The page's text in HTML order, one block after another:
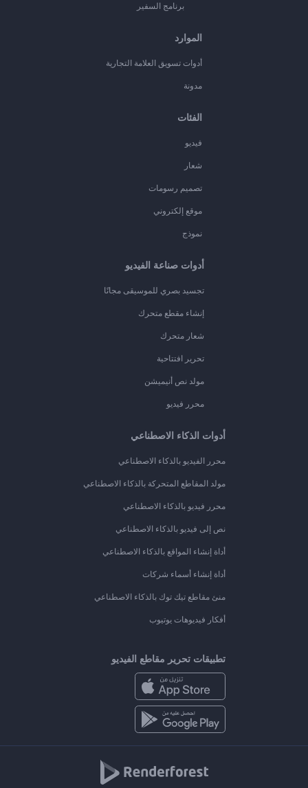
برنامج السفير
الموارد
أدوات تسويق العلامة التجارية
مدونة
الفئات
فيديو
شعار
تصميم رسومات
موقع إلكتروني
نموذج
أدوات صناعة الفيديو
تجسيد بصري للموسيقى مجانًا
إنشاء مقطع متحرك
شعار متحرك
تحرير افتتاحية
مولد نص أنيميشن
محرر فيديو
أدوات الذكاء الاصطناعي
محرر الفيديو بالذكاء الاصطناعي
مولد المقاطع المتحركة بالذكاء الاصطناعي
محرر فيديو بالذكاء الاصطناعي
نص إلى فيديو بالذكاء الاصطناعي
أداة إنشاء المواقع بالذكاء الاصطناعي
أداة إنشاء أسماء شركات
منئ مقاطع تيك توك بالذكاء الاصطناعي
أفكار فيديوهات يوتيوب
تطبيقات تحرير مقاطع الفيديو